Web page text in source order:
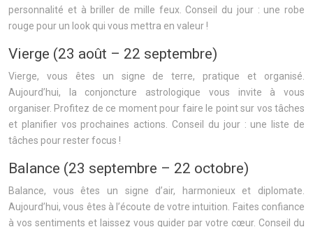
personnalité et à briller de mille feux. Conseil du jour : une robe
rouge pour un look qui vous mettra en valeur !
Vierge (23 août – 22 septembre)
Vierge, vous êtes un signe de terre, pratique et organisé.
Aujourd’hui, la conjoncture astrologique vous invite à vous
organiser. Profitez de ce moment pour faire le point sur vos tâches
et planifier vos prochaines actions. Conseil du jour : une liste de
tâches pour rester focus !
Balance (23 septembre – 22 octobre)
Balance, vous êtes un signe d’air, harmonieux et diplomate.
Aujourd’hui, vous êtes à l’écoute de votre intuition. Faites confiance
à vos sentiments et laissez vous guider par votre cœur. Conseil du